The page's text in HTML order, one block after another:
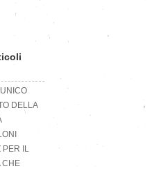
DELLA
PER IL
CHE